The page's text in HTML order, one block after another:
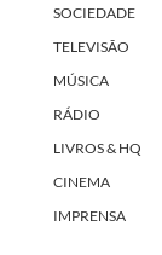
SOCIEDADE
TELEVISÃO
MÚSICA
RÁDIO
LIVROS & HQ
CINEMA
IMPRENSA